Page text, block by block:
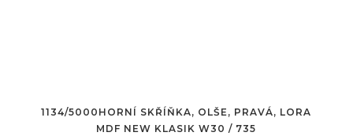
1134/5000HORNÍ SKŘÍŇKA, OLŠE, PRAVÁ, LORA
MDF NEW KLASIK W30 / 735